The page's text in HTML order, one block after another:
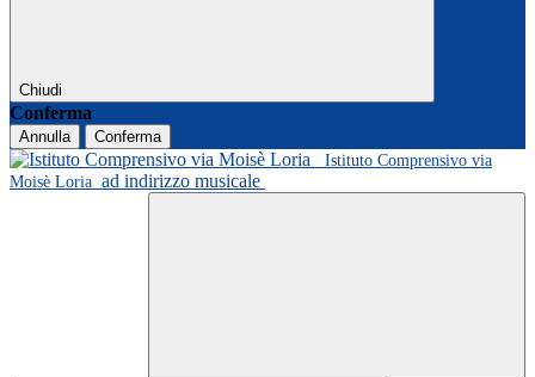
Chiudi
Conferma
Annulla
Conferma
Istituto Comprensivo via
Moisè Loria ad indirizzo musicale